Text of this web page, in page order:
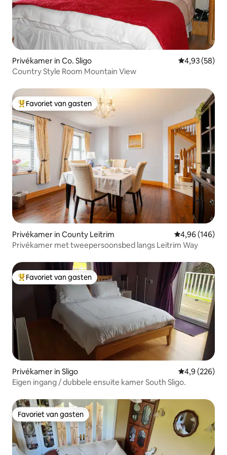
Privékamer in Co. Sligo Gemiddelde
4,93 (58)
Country Style Room Mountain View
Topfavoriet van gasten
Favoriet van gasten
Privékamer in County Leitrim Gemiddelde
4,96 (146)
Privékamer met tweepersoonsbed langs Leitrim Way
Topfavoriet van gasten
Favoriet van gasten
Privékamer in Sligo Gemiddelde
4,9 (226)
Eigen ingang / dubbele ensuite kamer South Sligo.
Favoriet van gasten
Favoriet van gasten